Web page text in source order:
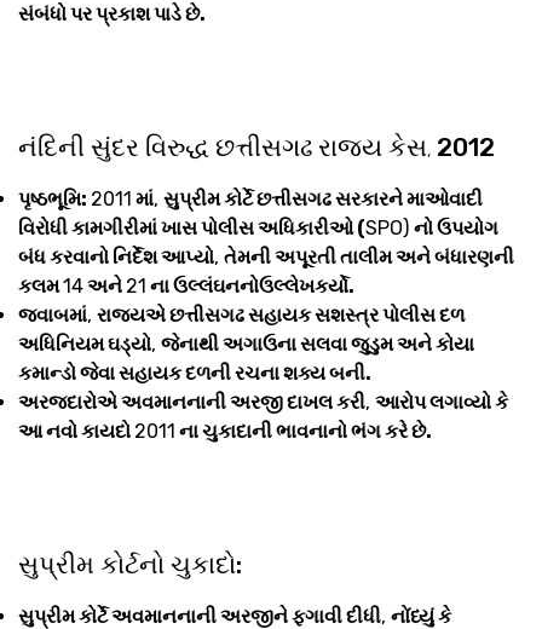
સંબંધો પર પ્રકાશ પાડે છે.
નંદિની સુંદર વિરુદ્ધ છત્તીસગઢ રાજ્ય કેસ, 2012
પૃષ્ઠભૂમિ: 2011 માં, સુપ્રીમ કોર્ટે છત્તીસગઢ સરકારને માઓવાદી
વિરોધી કામગીરીમાં ખાસ પોલીસ અધિકારીઓ (SPO) નો ઉપયોગ
બંધ કરવાનો નિર્દેશ આપ્યો, તેમની અપૂરતી તાલીમ અને બંધારણની
કલમ14અને 21 ના ​​ઉલ્લંઘનનોઉલ્લેખકર્યો.
જવાબમાં, રાજ્યએ છત્તીસગઢ સહાયક સશસ્ત્ર પોલીસ દળ
અધિનિયમ ઘડ્યો, જેનાથી અગાઉના સલવા જુડુમ અને કોયા
કમાન્ડો જેવા સહાયક દળની રચના શક્ય બની.
અરજદારોએ અવમાનનાની અરજી દાખલ કરી, આરોપ લગાવ્યો કે
આ નવો કાયદો 2011 ના ચુકાદાની ભાવનાનો ભંગ કરે છે.
સુપ્રીમ કોર્ટનો ચુકાદો:
સુપ્રીમ કોર્ટે અવમાનનાની અરજીને ફગાવી દીધી, નોંધ્યું કે